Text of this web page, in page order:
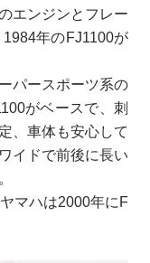
エンジンとフレー
年のFJ1100が
パースポーツ系の
がベースで、刺
、車体も安心して
イドで前後に長い
マハは2000年にF